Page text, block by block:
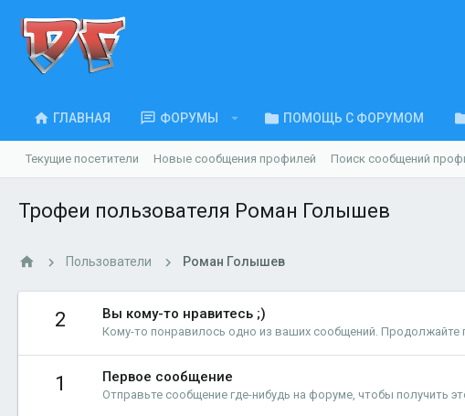
ГЛАВНАЯ ФОРУМЫ ПОМОЩЬ С ФОРУМОМ
Текущие посетители Новые сообщения профилей Поиск сообщений
Трофеи пользователя Роман Голышев
Пользователи Роман Голышев
2 Вы кому-то нравитесь ;)
Кому-то понравилось одно из ваших сообщений. Продолжайте
1 Первое сообщение
Отправьте сообщение где-нибудь на форуме, чтобы получить